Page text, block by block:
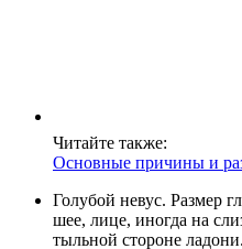
Читайте также:
Основные причины и
Голубой невус. Размер
шее, лице, иногда на
тыльной стороне